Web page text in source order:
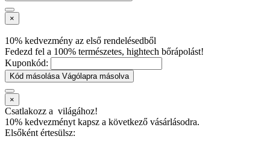
×
10% kedvezmény az első rendelésedből
Fedezd fel a 100% természetes, hightech bőrápolást!
Kuponkód:
Kód másolása Vágólapra másolva
×
Csatlakozz a világához!
10% kedvezményt kapsz a következő vásárlásodra.
Elsőként értesülsz: